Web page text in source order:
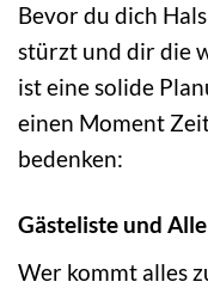
Bevor du dich
stürzt und dir die
ist eine solide
einen Moment
bedenken:
Gästeliste und
Wer kommt alles